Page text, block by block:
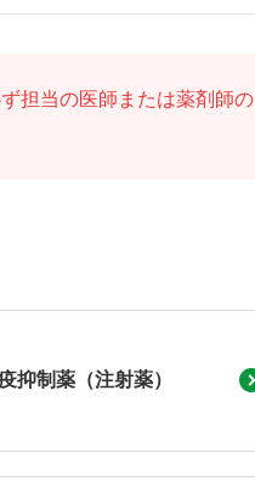
担当の医師または薬剤師の
抑制薬（注射薬）